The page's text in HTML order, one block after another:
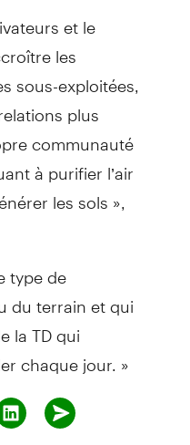
et le
les
sous-exploitées,
plus
communauté
à purifier l’air
les sols »,
type de
du terrain et qui
la TD qui
chaque jour. »